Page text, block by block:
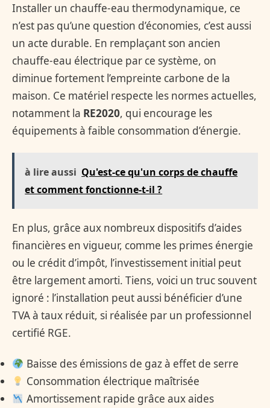
Installer un chauffe-eau thermodynamique, ce
n’est pas qu’une question d’économies, c’est aussi
un acte durable. En remplaçant son ancien
chauffe-eau électrique par ce système, on
diminue fortement l’empreinte carbone de la
maison. Ce matériel respecte les normes actuelles,
notamment la RE2020, qui encourage les
équipements à faible consommation d’énergie.
à lire aussi Qu'est-ce qu'un corps de chauffe
et comment fonctionne-t-il ?
En plus, grâce aux nombreux dispositifs d’aides
financières en vigueur, comme les primes énergie
ou le crédit d’impôt, l’investissement initial peut
être largement amorti. Tiens, voici un truc souvent
ignoré : l’installation peut aussi bénéficier d’une
TVA à taux réduit, si réalisée par un professionnel
certifié RGE.
Baisse des émissions de gaz à effet de serre
Consommation électrique maîtrisée
Amortissement rapide grâce aux aides